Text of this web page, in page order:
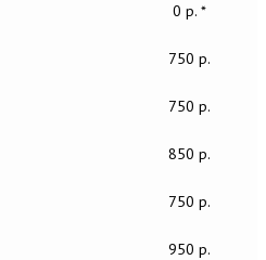
0 р. *
750 р.
750 р.
850 р.
750 р.
950 р.